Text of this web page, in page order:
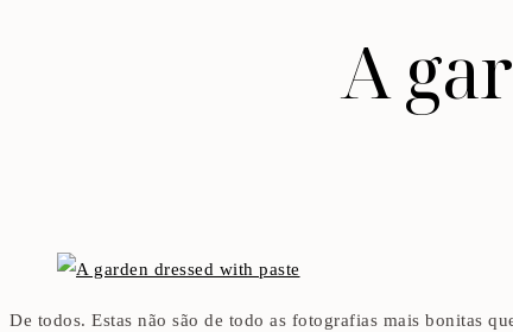
A
De todos. Estas não são de todo as fotografias mais bonitas